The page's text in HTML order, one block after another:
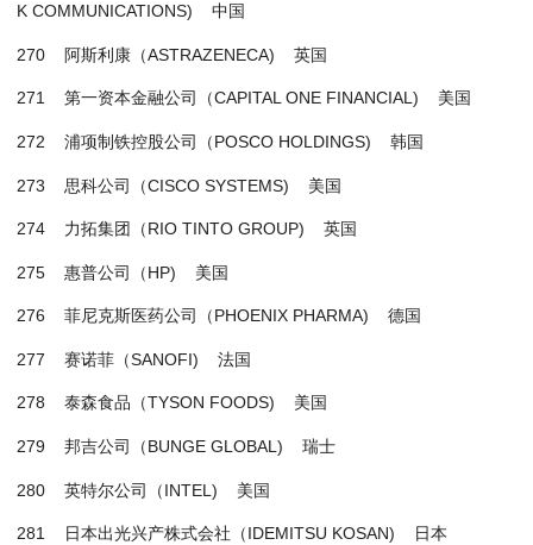
K COMMUNICATIONS) 中国
270 阿斯利康（ASTRAZENECA) 英国
271 第一资本金融公司（CAPITAL ONE FINANCIAL) 美国
272 浦项制铁控股公司（POSCO HOLDINGS) 韩国
273 思科公司（CISCO SYSTEMS) 美国
274 力拓集团（RIO TINTO GROUP) 英国
275 惠普公司（HP) 美国
276 菲尼克斯医药公司（PHOENIX PHARMA) 德国
277 赛诺菲（SANOFI) 法国
278 泰森食品（TYSON FOODS) 美国
279 邦吉公司（BUNGE GLOBAL) 瑞士
280 英特尔公司（INTEL) 美国
281 日本出光兴产株式会社（IDEMITSU KOSAN) 日本